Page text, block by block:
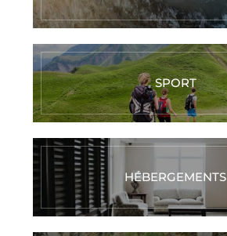
SPORT
HÉBERGEMENTS